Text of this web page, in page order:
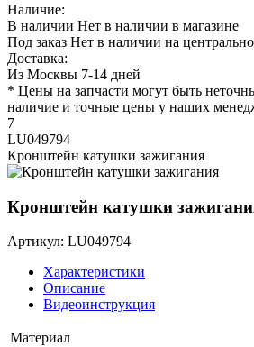
Наличие:
В наличии Нет в наличии в магазине
Под заказ Нет в наличии на
Доставка:
Из Москвы 7-14 дней
* Цены на запчасти могут быть
наличие и точные цены у наших
7
LU049794
Кронштейн катушки зажигания
Кронштейн катушки
Артикул: LU049794
Характеристики
Описание
Видеоинструкция
Материал